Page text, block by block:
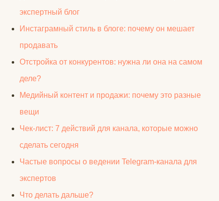
экспертный блог
Инстаграмный стиль в блоге: почему он мешает
продавать
Отстройка от конкурентов: нужна ли она на самом
деле?
Медийный контент и продажи: почему это разные
вещи
Чек-лист: 7 действий для канала, которые можно
сделать сегодня
Частые вопросы о ведении Telegram-канала для
экспертов
Что делать дальше?